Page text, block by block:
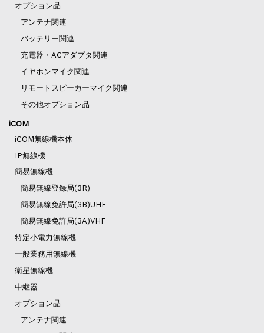
オプション品
アンテナ関連
バッテリー関連
充電器・ACアダプタ関連
イヤホンマイク関連
リモートスピーカーマイク関連
その他オプション品
iCOM
iCOM無線機本体
IP無線機
簡易無線機
簡易無線登録局(3R)
簡易無線免許局(3B)UHF
簡易無線免許局(3A)VHF
特定小電力無線機
一般業務用無線機
衛星無線機
中継器
オプション品
アンテナ関連